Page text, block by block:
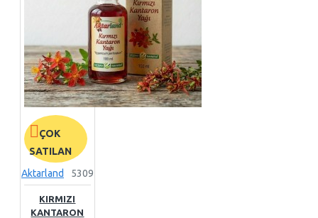
ÇOK
SATILAN
Aktarland
5309
KIRMIZI
KANTARON